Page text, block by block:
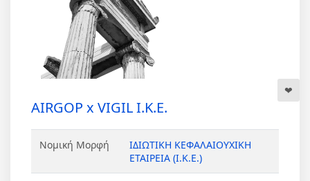
AIRGOP x VIGIL Ι.Κ.Ε.
Νομική Μορφή
ΙΔΙΩΤΙΚΗ ΚΕΦΑΛΑΙΟΥΧΙΚΗ
ΕΤΑΙΡΕΙΑ (Ι.Κ.Ε.)